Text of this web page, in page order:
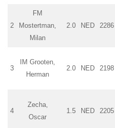
2
FM
Mostertman,
Milan
2.0 NED 2286
3
IM Grooten,
Herman
2.0 NED 2198
4
Zecha,
Oscar
1.5 NED 2205